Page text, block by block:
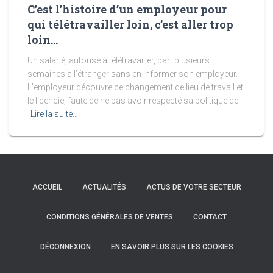
C’est l’histoire d’un employeur pour
qui télétravailler loin, c’est aller trop
loin…
Un salarié, autorisé à télétravailler, part plusieurs
semaines à l’étranger sans en informer son employeur.
L’employeur découvre ce changement de lieu de travail et
le licencie, faute de ne pas avoir respecté sa politique de
Lire la suite…
ACCUEIL ACTUALITÉS ACTUS DE VOTRE SECTEUR
CONDITIONS GÉNÉRALES DE VENTES CONTACT
DÉCONNEXION EN SAVOIR PLUS SUR LES COOKIES